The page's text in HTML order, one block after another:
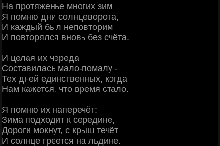
На протяженье многих зим
Я помню дни солнцеворота,
И каждый был неповторим
И повторялся вновь без счёта.
И целая их череда
Составилась мало-помалу -
Тех дней единственных, когда
Нам кажется, что время стало.
Я помню их наперечёт:
Зима подходит к середине,
Дороги мокнут, с крыш течёт
И солнце греется на льдине.